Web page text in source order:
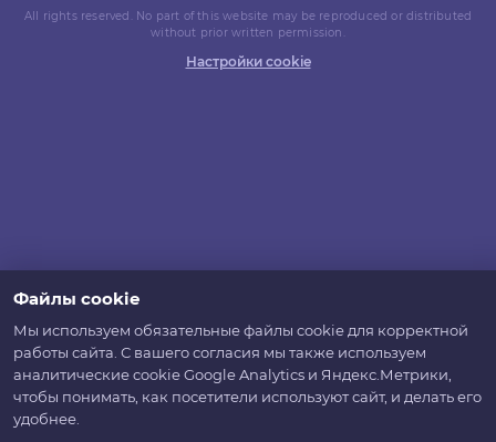
All rights reserved. No part of this website may be reproduced or distributed
without prior written permission.
Настройки cookie
Файлы cookie
Мы используем обязательные файлы cookie для корректной
работы сайта. С вашего согласия мы также используем
аналитические cookie Google Analytics и Яндекс.Метрики,
чтобы понимать, как посетители используют сайт, и делать его
удобнее.